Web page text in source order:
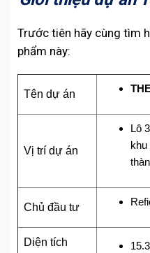
Trước tiên hãy cùng tìm
phẩm này:
Tên dự án
Vị trí dự án
Lô
khu
Chủ đầu tư
Diện tích